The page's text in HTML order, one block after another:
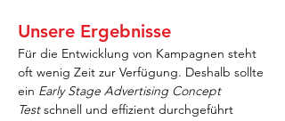
Unsere Ergebnisse
Für die Entwicklung von Kampagnen steht
oft wenig Zeit zur Verfügung. Deshalb sollte
ein Early Stage Advertising Concept
Test schnell und effizient durchgeführt